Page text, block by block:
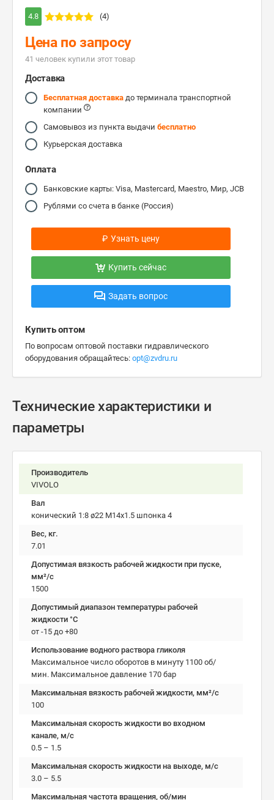
4.8 (4)
Цена по запросу
41 человек купили этот товар
Доставка
Бесплатная доставка до терминала транспортной
компании
Самовывоз из пункта выдачи бесплатно
Курьерская доставка
Оплата
Банковские карты: Visa, Mastercard, Maestro, Мир, JCB
Рублями со счета в банке (Россия)
₽ Узнать цену
Купить сейчас
Задать вопрос
Купить оптом
По вопросам оптовой поставки гидравлического
оборудования обращайтесь: opt@zvdru.ru
Технические характеристики и
параметры
Производитель
VIVOLO
Вал
конический 1:8 ø22 M14x1.5 шпонка 4
Вес, кг.
7.01
Допустимая вязкость рабочей жидкости при пуске,
мм²/c
1500
Допустимый диапазон температуры рабочей
жидкости °C
от -15 до +80
Использование водного раствора гликоля
Максимальное число оборотов в минуту 1100 об/
мин. Максимальное давление 170 бар
Максимальная вязкость рабочей жидкости, мм²/c
100
Максимальная скорость жидкости во входном
канале, м/с
0.5 – 1.5
Максимальная скорость жидкости на выходе, м/с
3.0 – 5.5
Максимальная частота вращения, об/мин